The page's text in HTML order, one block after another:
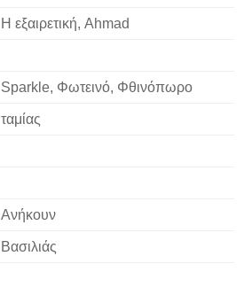
Η εξαιρετική, Ahmad
Sparkle, Φωτεινό, Φθινόπωρο
ταμίας
Ανήκουν
Βασιλιάς